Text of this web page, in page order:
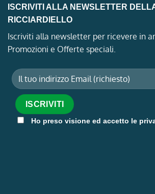
ISCRIVITI ALLA NEWSLETTER
RICCIARDIELLO
Iscriviti alla newsletter per ricevere in
Promozioni e Offerte speciali.
Ho preso visione ed accetto le